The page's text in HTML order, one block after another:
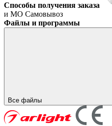
Способы получения заказа
и МО Самовывоз
Файлы и программы
Все файлы